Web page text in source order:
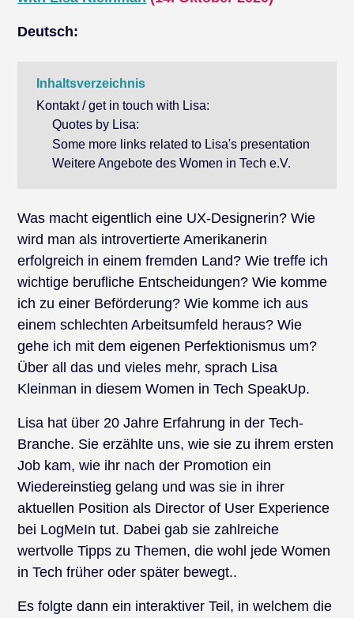
Deutsch:
Inhaltsverzeichnis
Kontakt / get in touch with Lisa:
Quotes by Lisa:
Some more links related to Lisa's presentation
Weitere Angebote des Women in Tech e.V.
Was macht eigentlich eine UX-Designerin? Wie
wird man als introvertierte Amerikanerin
erfolgreich in einem fremden Land? Wie treffe ich
wichtige berufliche Entscheidungen? Wie komme
ich zu einer Beförderung? Wie komme ich aus
einem schlechten Arbeitsumfeld heraus? Wie
gehe ich mit dem eigenen Perfektionismus um?
Über all das und vieles mehr, sprach Lisa
Kleinman in diesem Women in Tech SpeakUp.
Lisa hat über 20 Jahre Erfahrung in der Tech-
Branche. Sie erzählte uns, wie sie zu ihrem ersten
Job kam, wie ihr nach der Promotion ein
Wiedereinstieg gelang und was sie in ihrer
aktuellen Position als Director of User Experience
bei LogMeIn tut. Dabei gab sie zahlreiche
wertvolle Tipps zu Themen, die wohl jede Women
in Tech früher oder später bewegt..
Es folgte dann ein interaktiver Teil, in welchem die